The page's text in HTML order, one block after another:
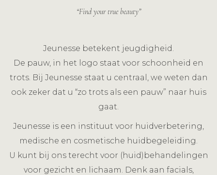
“Find your true beauty”
Jeunesse betekent jeugdigheid.
De pauw, in het logo staat voor schoonheid en
trots. Bij Jeunesse staat u centraal, we weten dan
ook zeker dat u “zo trots als een pauw” naar huis
gaat.
Jeunesse is een instituut voor huidverbetering,
medische en cosmetische huidbegeleiding.
U kunt bij ons terecht voor (huid)behandelingen
voor gezicht en lichaam. Denk aan facials,